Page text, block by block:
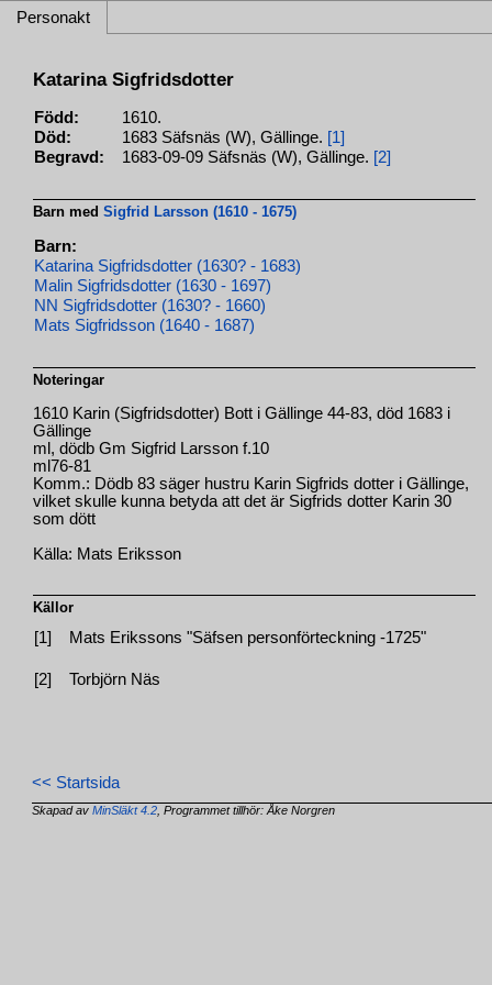
Personakt
Katarina Sigfridsdotter
Född:
1610.
Död:
1683 Säfsnäs (W), Gällinge. [1]
Begravd:
1683-09-09 Säfsnäs (W), Gällinge. [2]
Barn medSigfrid Larsson (1610 - 1675)
Barn:
Katarina Sigfridsdotter (1630? - 1683)
Malin Sigfridsdotter (1630 - 1697)
NN Sigfridsdotter (1630? - 1660)
Mats Sigfridsson (1640 - 1687)
Noteringar
1610 Karin (Sigfridsdotter) Bott i Gällinge 44-83, död 1683 i
Gällinge
ml, dödb Gm Sigfrid Larsson f.10
ml76-81
Komm.: Dödb 83 säger hustru Karin Sigfrids dotter i Gällinge,
vilket skulle kunna betyda att det är Sigfrids dotter Karin 30
som dött
Källa: Mats Eriksson
Källor
[1] Mats Erikssons "Säfsen personförteckning -1725"
[2] Torbjörn Näs
<< Startsida
Skapad avMinSläkt 4.2 , Programmet tillhör: Åke Norgren